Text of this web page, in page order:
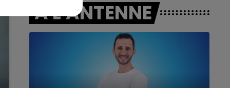
A L'ANTENNE